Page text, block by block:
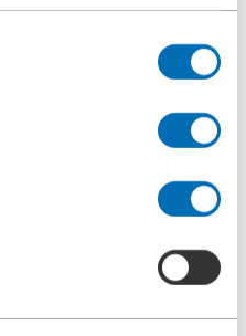
Tipo 6.04 es un filtro de…